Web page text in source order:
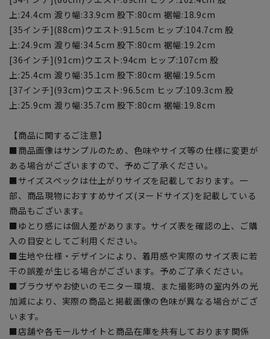
上:24.4cm 渡り幅:33.9cm 股下:80cm 裾幅:18.9cm
[35インチ](88cm)ウエスト:91.5cm ヒップ:104.7cm 股
上:24.9cm 渡り幅:34.5cm 股下:80cm 裾幅:19.2cm
[36インチ](91cm)ウエスト:94cm ヒップ:107cm 股
上:25.4cm 渡り幅:35.1cm 股下:80cm 裾幅:19.5cm
[37インチ](93cm)ウエスト:96.5cm ヒップ:109.3cm 股
上:25.9cm 渡り幅:35.7cm 股下:80cm 裾幅:19.8cm
【商品に関するご注意】
■商品画像はサンプルのため、色味やサイズ等の仕様に変更が
ある場合がございますので、予めご了承ください。
■サイズスペックは仕上がりサイズを記載しております。一
部、商品現物におすすめサイズ(ヌードサイズ)を記載している
商品もございます。
■ゆとり感には個人差があります。サイズ表を確認の上、ご購
入の目安としてご利用ください。
■生地や仕様・デザインにより、着用感や実際のサイズ表に若
干の誤差が生じる場合がございます。予めご了承ください。
■ブラウザやお使いのモニター環境、また撮影時の室内外の光
加減により、実際の商品と掲載画像の色味が異なる場合がござ
います。
■店舗や各モールサイトと商品在庫を共有しております関係